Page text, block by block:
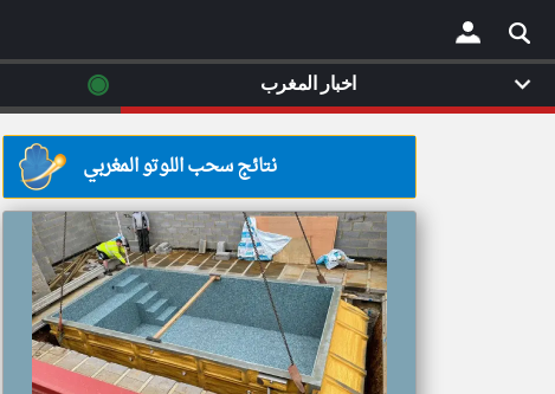
× نتائج سحب اللوتو المغربي
اخبار المغرب ◉